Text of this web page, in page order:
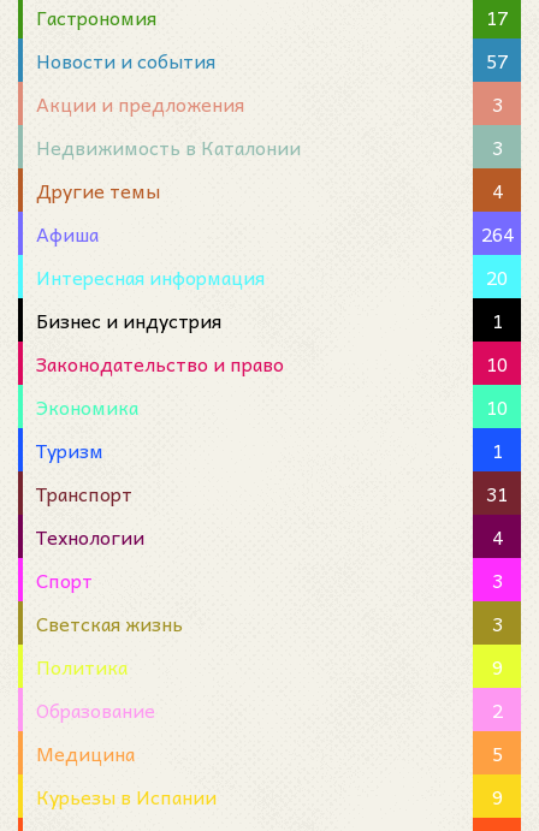
Гастрономия
17
Новости и события
57
Акции и предложения
3
Недвижимость в Каталонии
3
Другие темы
4
Афиша
264
Интересная информация
20
Бизнес и индустрия
1
Законодательство и право
10
Экономика
10
Туризм
1
Транспорт
31
Технологии
4
Спорт
3
Светская жизнь
3
Политика
9
Образование
2
Медицина
5
Курьезы в Испании
9